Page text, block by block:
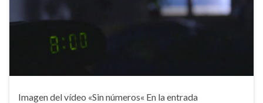
Imagen del vídeo «Sin números« En la entrada